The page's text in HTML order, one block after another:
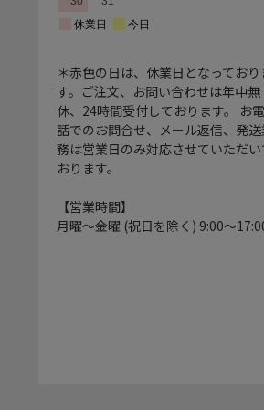
＊赤色の日は、休業日となっており
す。ご注文、お問い合わせは年中無
休、24時間受付しております。 お電
話でのお問合せ、メール返信、発送
務は営業日のみ対応させていただい
おります。
【営業時間】
月曜～金曜 (祝日を除く) 9:00～